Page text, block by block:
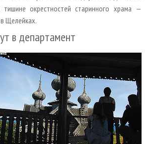
тишине окрестностей старинного храма —
Щелейках.
в департамент